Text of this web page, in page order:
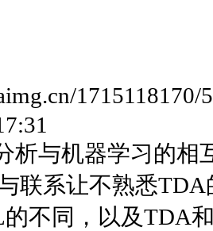
析与机器学习的
联系让不熟悉
不同，以及TDA